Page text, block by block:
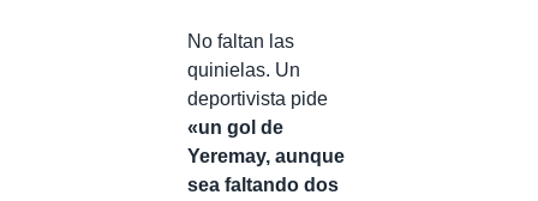
No faltan las
quinielas. Un
deportivista pide
«un gol de
Yeremay, aunque
sea faltando dos